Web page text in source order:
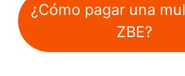
¿Cómo pagar una
ZBE?